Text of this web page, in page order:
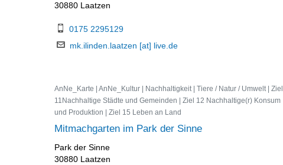
30880 Laatzen
0175 2295129
mk.ilinden.laatzen [at] live.de
AnNe_Karte | AnNe_Kultur | Nachhaltigkeit | Tiere / Natur / Umwelt | Ziel
11Nachhaltige Städte und Gemeinden | Ziel 12 Nachhaltige(r) Konsum
und Produktion | Ziel 15 Leben an Land
Mitmachgarten im Park der Sinne
Park der Sinne
30880 Laatzen